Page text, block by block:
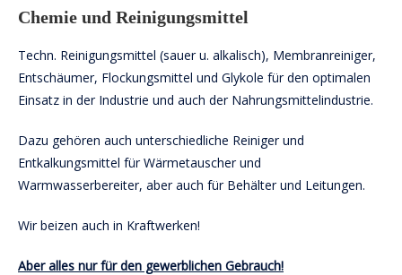
Chemie und Reinigungsmittel
Techn. Reinigungsmittel (sauer u. alkalisch), Membranreiniger,
Entschäumer, Flockungsmittel und Glykole für den optimalen
Einsatz in der Industrie und auch der Nahrungsmittelindustrie.
Dazu gehören auch unterschiedliche Reiniger und
Entkalkungsmittel für Wärmetauscher und
Warmwasserbereiter, aber auch für Behälter und Leitungen.
Wir beizen auch in Kraftwerken!
Aber alles nur für den gewerblichen Gebrauch!